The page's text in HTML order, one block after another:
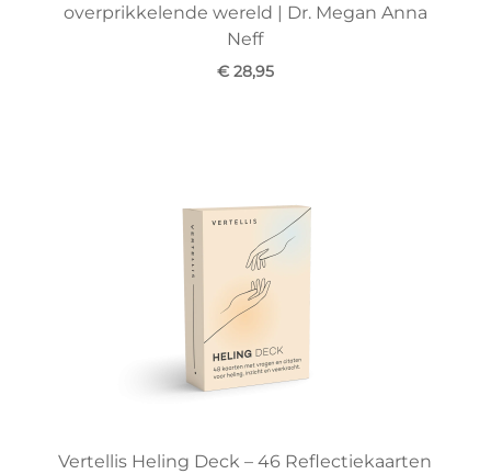
overprikkelende wereld | Dr. Megan Anna
Neff
€ 28,95
Vertellis Heling Deck – 46 Reflectiekaarten